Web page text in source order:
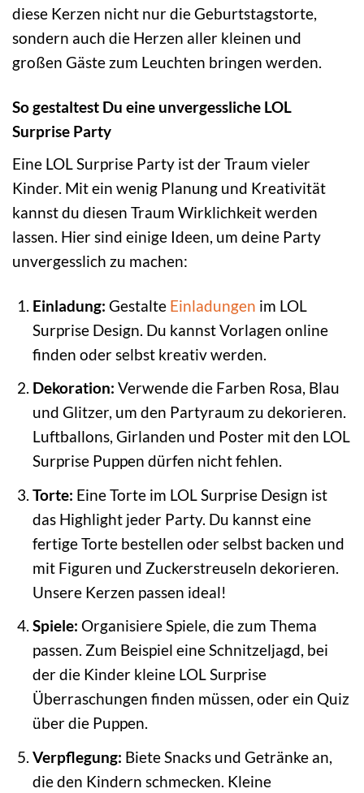
diese Kerzen nicht nur die Geburtstagstorte,
sondern auch die Herzen aller kleinen und
großen Gäste zum Leuchten bringen werden.
So gestaltest Du eine unvergessliche LOL
Surprise Party
Eine LOL Surprise Party ist der Traum vieler
Kinder. Mit ein wenig Planung und Kreativität
kannst du diesen Traum Wirklichkeit werden
lassen. Hier sind einige Ideen, um deine Party
unvergesslich zu machen:
Einladung: Gestalte Einladungen im LOL
Surprise Design. Du kannst Vorlagen online
finden oder selbst kreativ werden.
Dekoration: Verwende die Farben Rosa, Blau
und Glitzer, um den Partyraum zu dekorieren.
Luftballons, Girlanden und Poster mit den LOL
Surprise Puppen dürfen nicht fehlen.
Torte: Eine Torte im LOL Surprise Design ist
das Highlight jeder Party. Du kannst eine
fertige Torte bestellen oder selbst backen und
mit Figuren und Zuckerstreuseln dekorieren.
Unsere Kerzen passen ideal!
Spiele: Organisiere Spiele, die zum Thema
passen. Zum Beispiel eine Schnitzeljagd, bei
der die Kinder kleine LOL Surprise
Überraschungen finden müssen, oder ein Quiz
über die Puppen.
Verpflegung: Biete Snacks und Getränke an,
die den Kindern schmecken. Kleine